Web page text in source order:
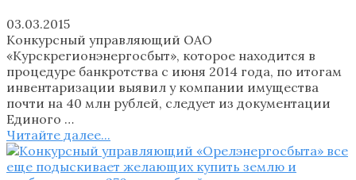
03.03.2015
Конкурсный управляющий ОАО
«Курскрегионэнергосбыт», которое находится в
процедуре банкротства с июня 2014 года, по итогам
инвентаризации выявил у компании имущества
почти на 40 млн рублей, следует из документации
Единого …
Читайте далее...